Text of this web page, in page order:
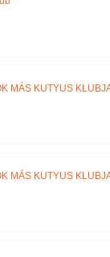
MÁS KUTYUS
MÁS KUTYUS